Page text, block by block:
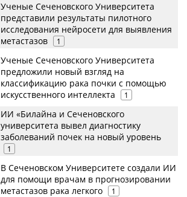
Ученые Сеченовского Университета
представили результаты пилотного
исследования нейросети для выявления
метастазов
1
Ученые Сеченовского Университета
предложили новый взгляд на
классификацию рака почки с помощью
искусственного интеллекта
1
ИИ «Билайна и Сеченовского
университета вывел диагностику
заболеваний почек на новый уровень
1
В Сеченовском Университете создали ИИ
для помощи врачам в прогнозировании
метастазов рака легкого
1